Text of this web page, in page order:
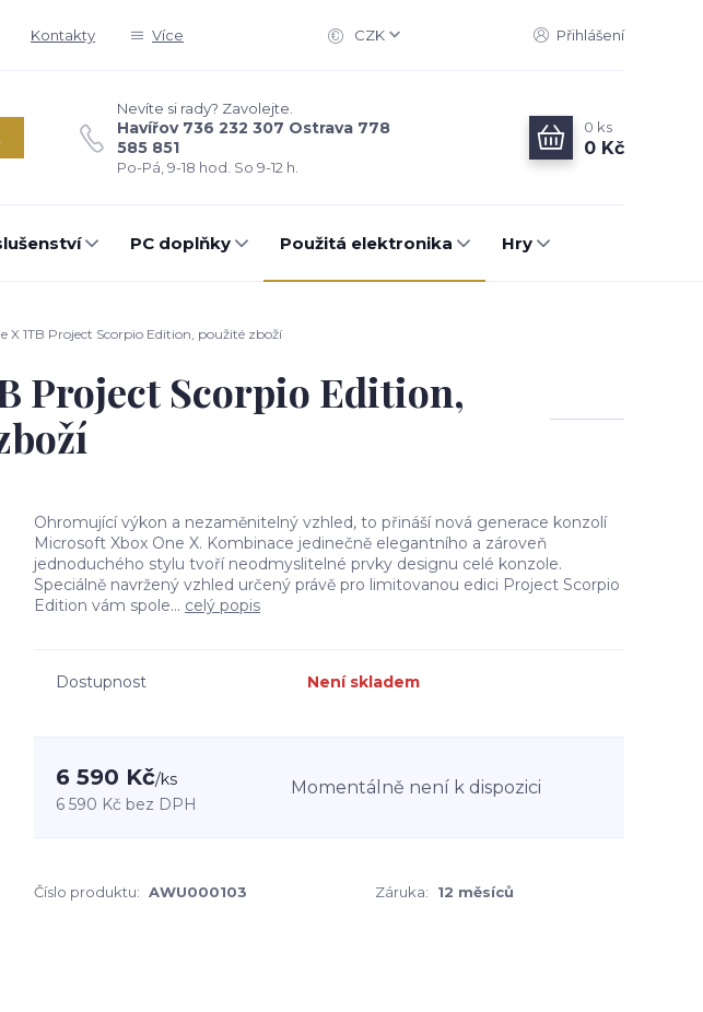
Kontakty Více CZK Přihlášení
Nevíte si rady? Zavolejte.
Havířov 736 232 307 Ostrava 778
585 851
Po-Pá, 9-18 hod. So 9-12 h.
0 ks
0 Kč
PC doplňky Použitá elektronika Hry
X 1TB Project Scorpio Edition, použité zboží
Project Scorpio Edition,
Ohromující výkon a nezaměnitelný vzhled, to přináší nová generace konzolí
Microsoft Xbox One X. Kombinace jedinečně elegantního a zároveň
jednoduchého stylu tvoří neodmyslitelné prvky designu celé konzole.
Speciálně navržený vzhled určený právě pro limitovanou edici Project Scorpio
Edition vám spole... celý popis
Dostupnost Není skladem
6 590 Kč/ks
6 590 Kč bez DPH
Momentálně není k dispozici
Číslo produktu: AWU000103 Záruka: 12 měsíců